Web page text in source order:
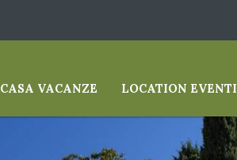
CASA VACANZE LOCATION EVENTI